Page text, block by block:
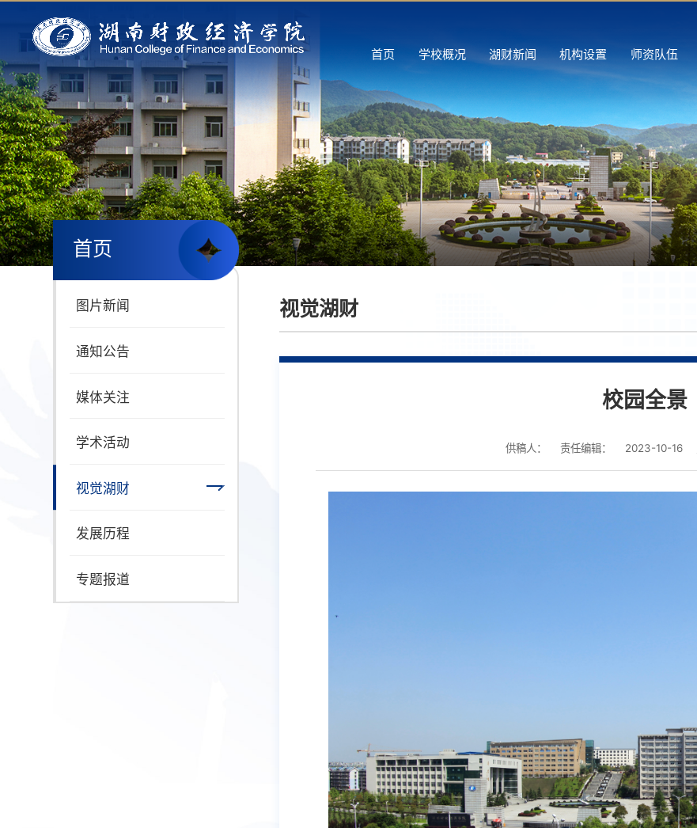
首页 学校概况 湖财新闻 机构设置 师资队伍
首页
图片新闻
通知公告
媒体关注
学术活动
视觉湖财
发展历程
专题报道
视觉湖财
校园全景
供稿人： 责任编辑： 2023-10-16